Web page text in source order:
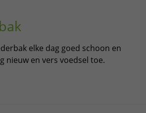
elke dag goed schoon en
nieuw en vers voedsel toe.